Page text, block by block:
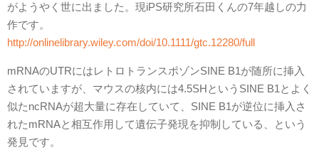
がようやく世に出ました。現iPS研究所石田くんの7年越しの力
作です。
http://onlinelibrary.wiley.com/doi/10.1111/gtc.12280/full
mRNAのUTRにはレトロトランスポゾンSINE B1が随所に挿入
されていますが、マウスの核内には4.5SHというSINE B1とよく
似たncRNAが超大量に存在していて、SINE B1が逆位に挿入さ
れたmRNAと相互作用して遺伝子発現を抑制している、という
発見です。